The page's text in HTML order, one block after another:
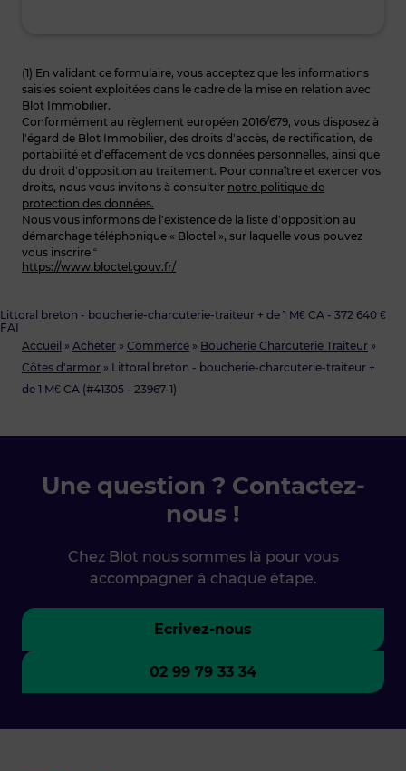
Accueil » Acheter » Commerce » Boucherie Charcuterie Traiteur »
Côtes d'armor » Littoral breton - boucherie-charcuterie-traiteur +
de 1 M€ CA (#41305 - 23967-1)
Littoral breton - boucherie-charcuterie-traiteur + de 1 M€ CA - 372 640 €
FAI
(1) En validant ce formulaire, vous acceptez que les informations
saisies soient exploitées dans le cadre de la mise en relation avec
Blot Immobilier.
Conformément au règlement européen 2016/679, vous disposez à
l’égard de Blot Immobilier, des droits d’accès, de rectification, de
portabilité et d’effacement de vos données personnelles, ainsi que
du droit d’opposition au traitement. Pour connaître et exercer vos
droits, nous vous invitons à consulter notre politique de
protection des données.
Nous vous informons de l’existence de la liste d’opposition au
démarchage téléphonique « Bloctel », sur laquelle vous pouvez
vous inscrire.“
https://www.bloctel.gouv.fr/
Une question ? Contactez-
nous !
Chez Blot nous sommes là pour vous
accompagner à chaque étape.
Ecrivez-nous
02 99 79 33 34